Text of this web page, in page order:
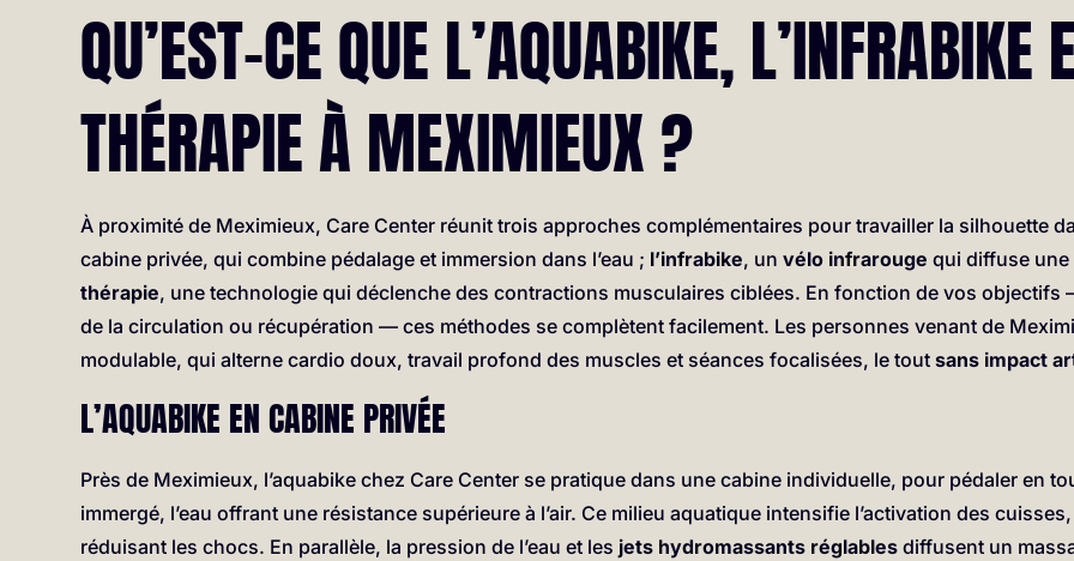
QU’EST-CE QUE L’AQUABIKE, L’INFRABIKE
THÉRAPIE À MEXIMIEUX ?
À proximité de Meximieux, Care Center réunit trois approches complémentaires pour travailler la silhouette
cabine privée, qui combine pédalage et immersion dans l’eau ; l’infrabike, unvélo infrarouge qui diffuse une
thérapie, une technologie qui déclenche des contractions musculaires ciblées. En fonction de vos objectifs
de la circulation ou récupération — ces méthodes se complètent facilement. Les personnes venant de
modulable, qui alterne cardio doux, travail profond des muscles et séances focalisées, le toutsans impact
L’AQUABIKE EN CABINE PRIVÉE
Près de Meximieux, l’aquabike chez Care Center se pratique dans une cabine individuelle, pour pédaler en
immergé, l’eau offrant une résistance supérieure à l’air. Ce milieu aquatique intensifie l’activation des
réduisant les chocs. En parallèle, la pression de l’eau et les jets hydromassants réglables diffusent un